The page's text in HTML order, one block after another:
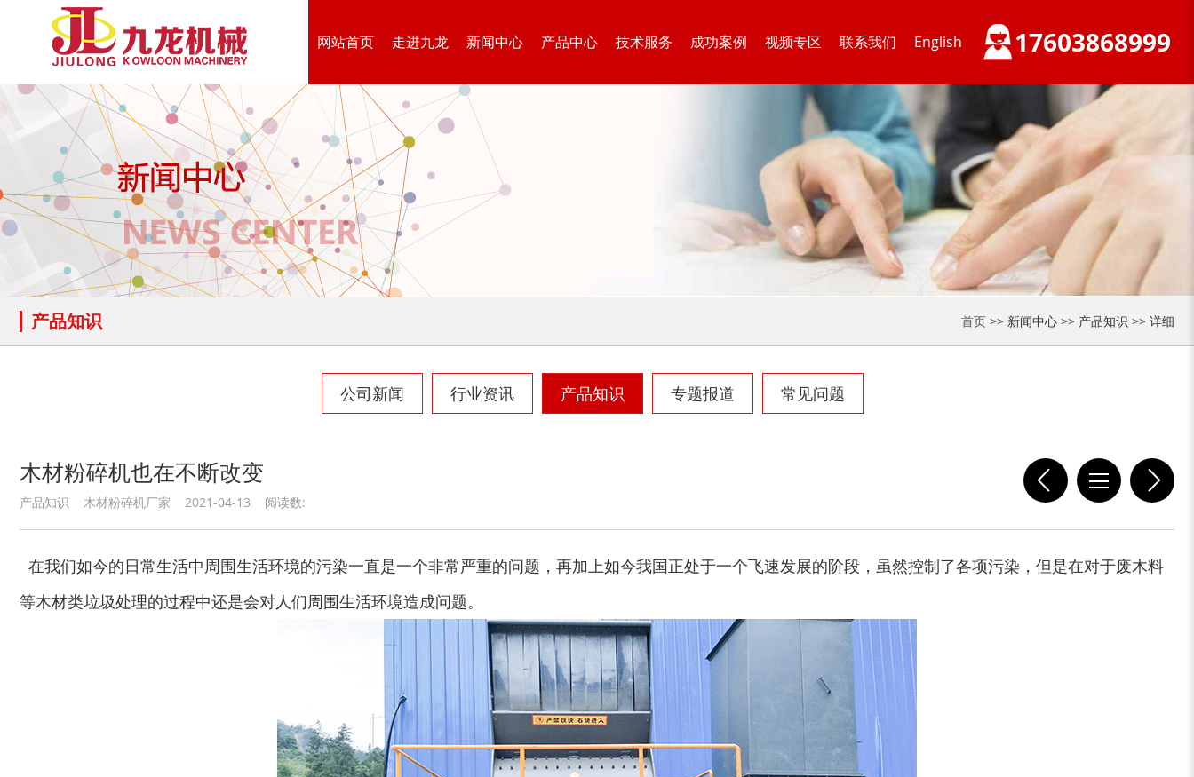
网站首页 走进九龙 新闻中心 产品中心 技术服务 成功案例 视频专区 联系我们 English 17603868999
产品知识 首页 >> 新闻中心 >> 产品知识 >> 详细
公司新闻 行业资讯 产品知识 专题报道 常见问题
木材粉碎机也在不断改变
产品知识 木材粉碎机厂家 2021-04-13 阅读数:
在我们如今的日常生活中周围生活环境的污染一直是一个非常严重的问题，再加上如今我国正处于一个飞速发展的阶段，虽然控制了各项污染，但是在对于废木料
等木材类垃圾处理的过程中还是会对人们周围生活环境造成问题。